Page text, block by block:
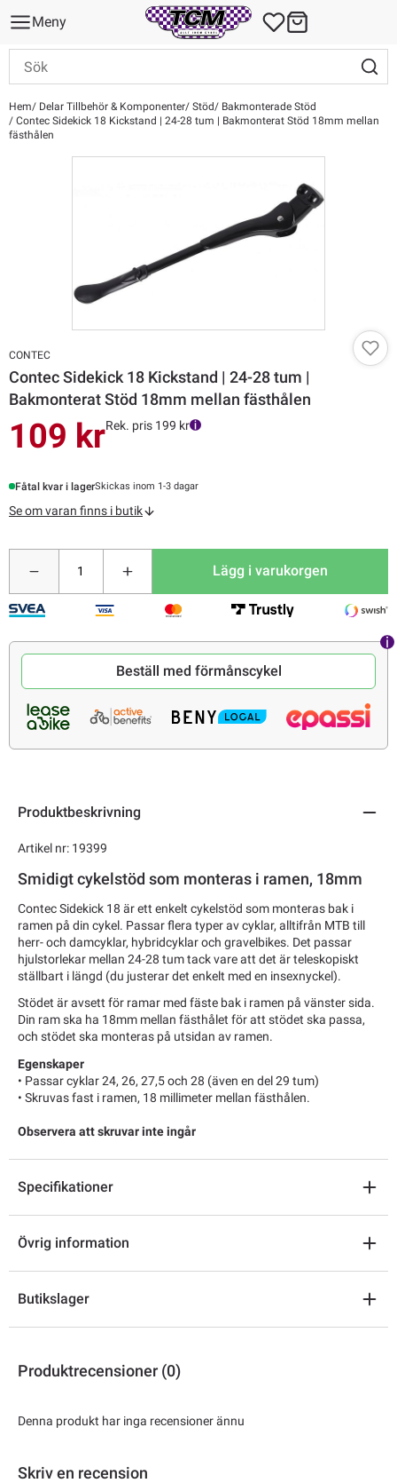
Meny
Hem Delar Tillbehör & Komponenter Stöd
Bakmonterade Stöd
Contec Sidekick 18 Kickstand | 24-28 tum | Bakmonterat Stöd 18mm mellan
fästhålen
CONTEC
Contec Sidekick 18 Kickstand | 24-28 tum |
Bakmonterat Stöd 18mm mellan fästhålen
109 krRek. pris 199 kr
Fåtal kvar i lagerSkickas inom 1-3 dagar
Se om varan finns i butik
Lägg i varukorgen
Beställ med förmånscykel
Produktbeskrivning
Artikel nr: 19399
Smidigt cykelstöd som monteras i ramen, 18mm
Contec Sidekick 18 är ett enkelt cykelstöd som monteras bak i
ramen på din cykel. Passar flera typer av cyklar, alltifrån MTB till
herr- och damcyklar, hybridcyklar och gravelbikes. Det passar
hjulstorlekar mellan 24-28 tum tack vare att det är teleskopiskt
ställbart i längd (du justerar det enkelt med en insexnyckel).
Stödet är avsett för ramar med fäste bak i ramen på vänster sida.
Din ram ska ha 18mm mellan fästhålet för att stödet ska passa,
och stödet ska monteras på utsidan av ramen.
Egenskaper
• Passar cyklar 24, 26, 27,5 och 28 (även en del 29 tum)
• Skruvas fast i ramen, 18 millimeter mellan fästhålen.
Observera att skruvar inte ingår
Specifikationer
Övrig information
Butikslager
Produktrecensioner (0)
Denna produkt har inga recensioner ännu
Skriv en recension